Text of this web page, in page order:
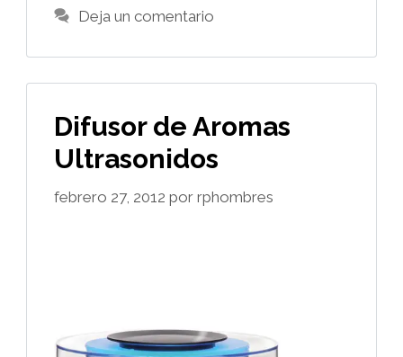
Deja un comentario
Difusor de Aromas
Ultrasonidos
febrero 27, 2012 por rphombres